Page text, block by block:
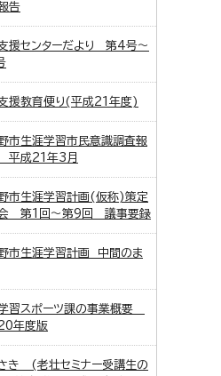
告
援センターだより 第4号～
援教育便り(平成21年度)
市生涯学習市民意識調査報
平成21年3月
市生涯学習計画(仮称)策定
第1回～第9回 議事要録
市生涯学習計画 中間のま
習スポーツ課の事業概要
年度版
き (老壮セミナー受講生の